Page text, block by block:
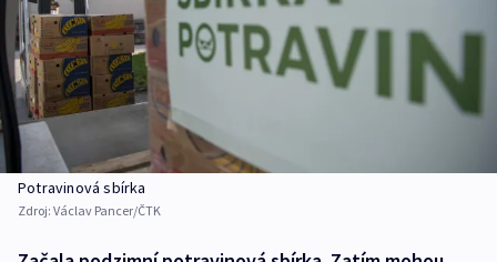
Potravinová sbírka
Zdroj: Václav Pancer/ČTK